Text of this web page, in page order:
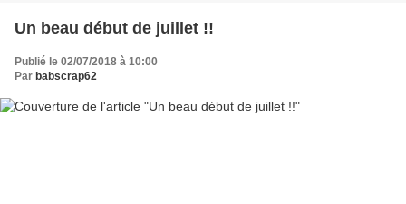
Un beau début de juillet !!
Publié le 02/07/2018 à 10:00
Par babscrap62